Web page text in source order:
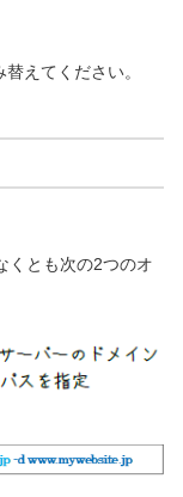
えてください。
くとも次の2つのオ